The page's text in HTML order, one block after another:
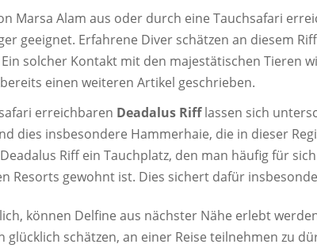
Marsa Alam aus oder durch eine Tauchsafari
geeignet. Erfahrene Diver schätzen an diesem
solcher Kontakt mit den majestätischen Tieren
einen weiteren Artikel geschrieben.
erreichbaren Deadalus Rifflassen sich
dies insbesondere Hammerhaie, die in dieser
Riff ein Tauchplatz, den man häufig für
Resorts gewohnt ist. Dies sichert dafür
können Delfine aus nächster Nähe erlebt
glücklich schätzen, an einer Reise teilnehmen zu